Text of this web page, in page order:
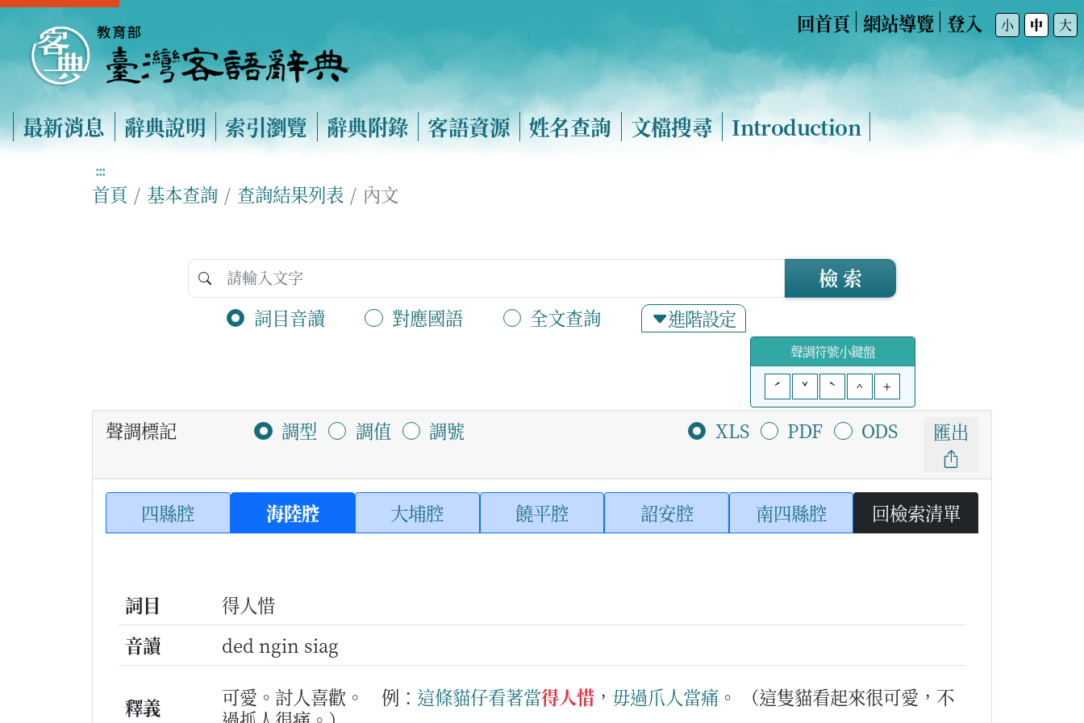
回首頁 網站導覽 登入 小 中 大
最新消息 辭典說明 索引瀏覽 辭典附錄 客語資源 姓名查詢 文檔搜尋 Introduction
:::
首頁 基本查詢 查詢結果列表 內文
詞目音讀 對應國語 全文查詢 進階設定
檢 索
聲調符號小鍵盤
ˊ
ˇ ˋ ^ +
聲調標記 調型 調值 調號 XLS PDF ODS 匯出
四縣腔 海陸腔 大埔腔 饒平腔 詔安腔 南四縣腔 回檢索清單
詞目
得人惜
音讀
ded ngin siag
釋義 可愛。討人喜歡。 例： 這條貓仔看著當得人惜 ， 毋過爪 人當痛 。
（這隻貓看起來很可愛，不